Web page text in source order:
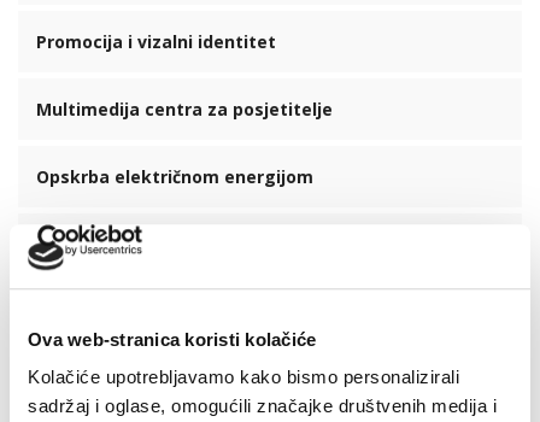
Ova web-stranica koristi kolačiće
Kolačiće upotrebljavamo kako bismo personalizirali
sadržaj i oglase, omogućili značajke društvenih medija i
Promocija i vizalni identitet
Multimedija centra za posjetitelje
Opskrba električnom energijom
Opremanje centra za posjetitelje
Zadnje vijesti